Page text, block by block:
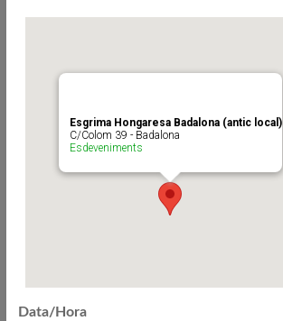
Esgrima Hongaresa Badalona (antic local)
C/Colom 39 - Badalona
Esdeveniments
Data/Hora